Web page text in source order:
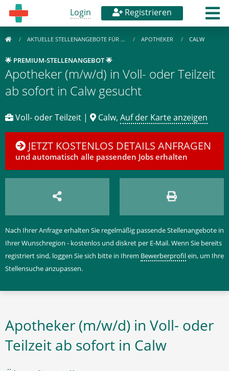
Login Registrieren
AKTUELLE STELLENANGEBOTE FÜR … APOTHEKER CALW
🌟 PREMIUM-STELLENANGEBOT 🌟
Apotheker (m/w/d) in Voll- oder Teilzeit
ab sofort in Calw gesucht
Voll- oder Teilzeit | Calw, Auf der Karte anzeigen
JETZT KOSTENLOS DETAILS ANFRAGEN
und automatisch alle passenden Jobs erhalten
Nach Ihrer Anfrage erhalten Sie regelmäßig passende Stellenangebote in
Ihrer Wunschregion - kostenlos und diskret per E-Mail. Wenn Sie bereits
registriert sind, loggen Sie sich bitte in Ihrem Bewerberprofilein, um Ihre
Stellensuche anzupassen.
Apotheker (m/w/d) in Voll- oder
Teilzeit ab sofort in Calw